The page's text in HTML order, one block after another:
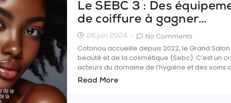
Le SEBC 3 : Des
de coiffure à gagner…
26 juin 2024 -
No Comments
Cotonou accueille depuis 2022, le Grand
beauté et de la cosmétique (Sebc). C’est un
acteurs du domaine de l’hygiène et des soins
Read More